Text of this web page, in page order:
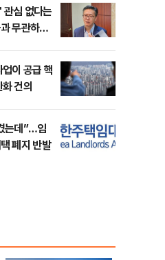
심 없다는
무관하다
이 공급 핵
건의
는데”…임
폐지 반발